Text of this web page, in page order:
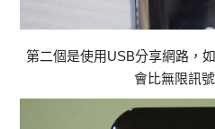
第二個是使用USB分享網路，
會比無限訊